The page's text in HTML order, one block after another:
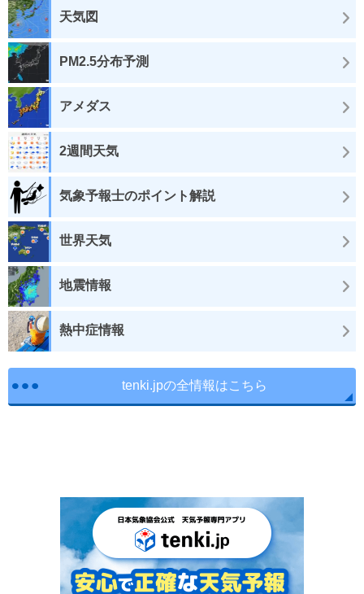
天気図
PM2.5分布予測
アメダス
2週間天気
気象予報士のポイント解説
世界天気
地震情報
熱中症情報
tenki.jpの全情報はこちら